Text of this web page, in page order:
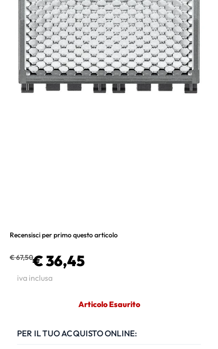
Recensisci per primo questo articolo
€ 67,50€ 36,45
iva inclusa
Articolo Esaurito
PER IL TUO ACQUISTO ONLINE: